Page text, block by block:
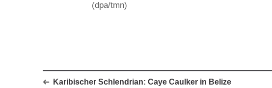
(dpa/tmn)
Karibischer Schlendrian: Caye Caulker in Belize